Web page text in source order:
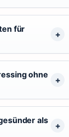
für
ohne
als